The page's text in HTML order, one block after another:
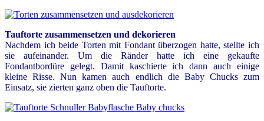
Tauftorte zusammensetzen und dekorieren
Nachdem ich beide Torten mit Fondant überzogen hatte, stellte ich
sie aufeinander. Um die Ränder hatte ich eine gekaufte
Fondantbordüre gelegt. Damit kaschierte ich dann auch einige
kleine Risse. Nun kamen auch endlich die Baby Chucks zum
Einsatz, sie zierten ganz oben die Tauftorte.